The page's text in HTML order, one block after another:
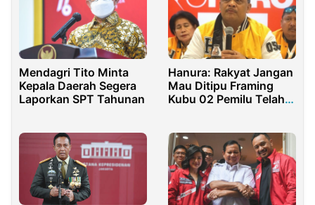
Mendagri Tito Minta
Kepala Daerah Segera
Laporkan SPT Tahunan
Hanura: Rakyat Jangan
Mau Ditipu Framing
Kubu 02 Pemilu Telah